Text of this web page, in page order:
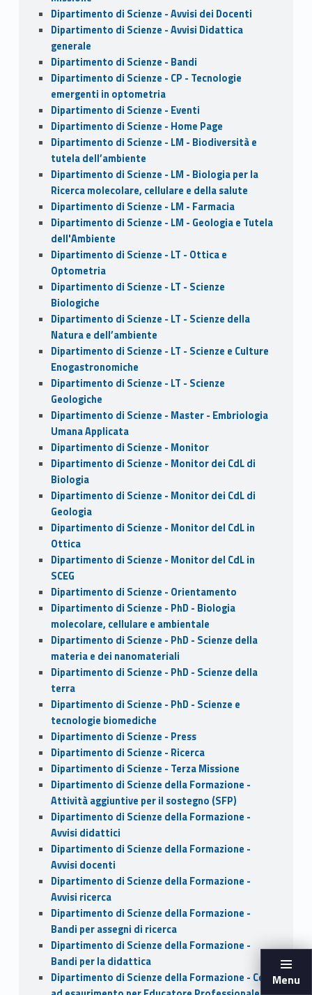
Menu
Dipartimento di Scienze - Avvisi dei Docenti
Dipartimento di Scienze - Avvisi Didattica
generale
Dipartimento di Scienze - Bandi
Dipartimento di Scienze - CP - Tecnologie
emergenti in optometria
Dipartimento di Scienze - Eventi
Dipartimento di Scienze - Home Page
Dipartimento di Scienze - LM - Biodiversità e
tutela dell’ambiente
Dipartimento di Scienze - LM - Biologia per la
Ricerca molecolare, cellulare e della salute
Dipartimento di Scienze - LM - Farmacia
Dipartimento di Scienze - LM - Geologia e Tutela
dell'Ambiente
Dipartimento di Scienze - LT - Ottica e
Optometria
Dipartimento di Scienze - LT - Scienze
Biologiche
Dipartimento di Scienze - LT - Scienze della
Natura e dell’ambiente
Dipartimento di Scienze - LT - Scienze e Culture
Enogastronomiche
Dipartimento di Scienze - LT - Scienze
Geologiche
Dipartimento di Scienze - Master - Embriologia
Umana Applicata
Dipartimento di Scienze - Monitor
Dipartimento di Scienze - Monitor dei CdL di
Biologia
Dipartimento di Scienze - Monitor dei CdL di
Geologia
Dipartimento di Scienze - Monitor del CdL in
Ottica
Dipartimento di Scienze - Monitor del CdL in
SCEG
Dipartimento di Scienze - Orientamento
Dipartimento di Scienze - PhD - Biologia
molecolare, cellulare e ambientale
Dipartimento di Scienze - PhD - Scienze della
materia e dei nanomateriali
Dipartimento di Scienze - PhD - Scienze della
terra
Dipartimento di Scienze - PhD - Scienze e
tecnologie biomediche
Dipartimento di Scienze - Press
Dipartimento di Scienze - Ricerca
Dipartimento di Scienze - Terza Missione
Dipartimento di Scienze della Formazione -
Attività aggiuntive per il sostegno (SFP)
Dipartimento di Scienze della Formazione -
Avvisi didattici
Dipartimento di Scienze della Formazione -
Avvisi docenti
Dipartimento di Scienze della Formazione -
Avvisi ricerca
Dipartimento di Scienze della Formazione -
Bandi per assegni di ricerca
Dipartimento di Scienze della Formazione -
Bandi per la didattica
Dipartimento di Scienze della Formazione - CdL